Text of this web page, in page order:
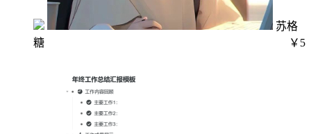
苏格
糖
￥5